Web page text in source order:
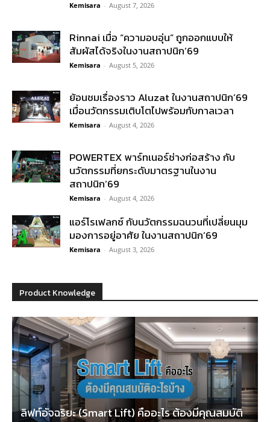
Kemisara - August 7, 2026
Rinnai เมื่อ “ความอบอุ่น” ถูกออกแบบให้
สัมผัสได้จริงในงานสถาปนิก’69
Kemisara - August 5, 2026
ย้อนชมเรื่องราว Aluzat ในงานสถาปนิก’69
เมื่อนวัตกรรมเติบโตไปพร้อมกับกาลเวลา
Kemisara - August 4, 2026
POWERTEX พาร์ทเนอร์ช่างก่อสร้าง กับ
นวัตกรรมที่ยกระดับมาตรฐานในงาน
สถาปนิก’69
Kemisara - August 4, 2026
แอร์โรเฟลกซ์ กับนวัตกรรมฉนวนที่เปลี่ยนมุม
มองการอยู่อาศัย ในงานสถาปนิก’69
Kemisara - August 3, 2026
Product Knowledge
ลิฟท์อัจฉริยะ (Smart Lift) คืออะไร ต้องมีคุณสมบัติ